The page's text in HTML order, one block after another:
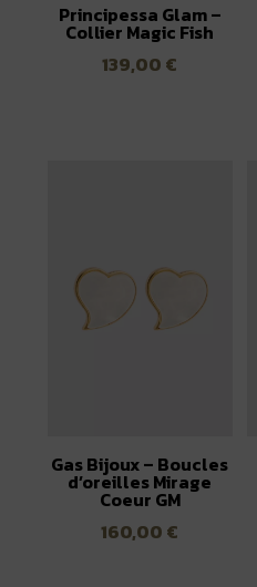
Principessa Glam –
Collier Magic Fish
139,00 €
Gas Bijoux – Boucles
d’oreilles Mirage
Coeur GM
160,00 €